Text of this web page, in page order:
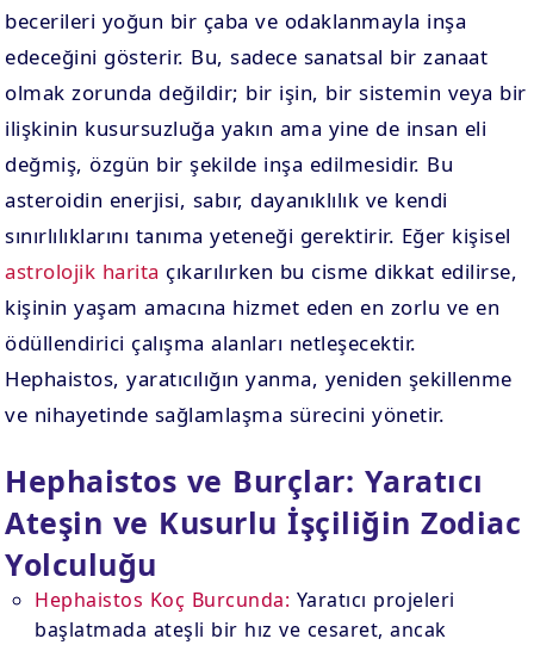
becerileri yoğun bir çaba ve odaklanmayla inşa
edeceğini gösterir. Bu, sadece sanatsal bir zanaat
olmak zorunda değildir; bir işin, bir sistemin veya bir
ilişkinin kusursuzluğa yakın ama yine de insan eli
değmiş, özgün bir şekilde inşa edilmesidir. Bu
asteroidin enerjisi, sabır, dayanıklılık ve kendi
sınırlılıklarını tanıma yeteneği gerektirir. Eğer kişisel
astrolojik harita çıkarılırken bu cisme dikkat edilirse,
kişinin yaşam amacına hizmet eden en zorlu ve en
ödüllendirici çalışma alanları netleşecektir.
Hephaistos, yaratıcılığın yanma, yeniden şekillenme
ve nihayetinde sağlamlaşma sürecini yönetir.
Hephaistos ve Burçlar: Yaratıcı
Ateşin ve Kusurlu İşçiliğin Zodiac
Yolculuğu
Hephaistos Koç Burcunda: Yaratıcı projeleri
başlatmada ateşli bir hız ve cesaret, ancak